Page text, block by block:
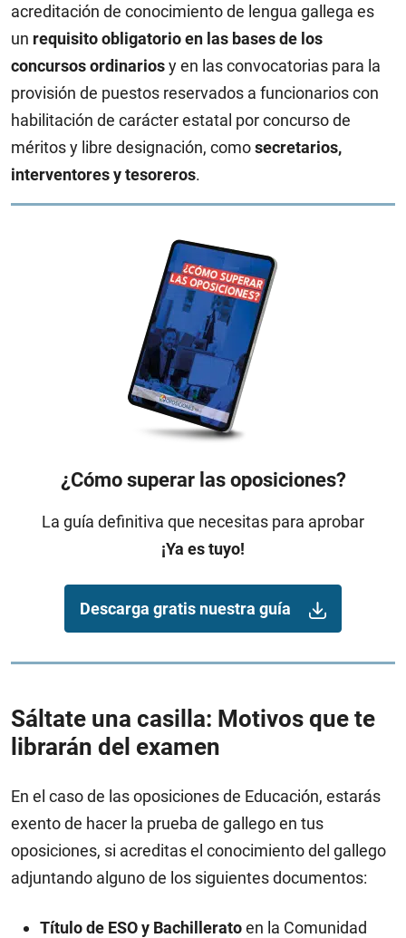
acreditación de conocimiento de lengua gallega es
un requisito obligatorio en las bases de los
concursos ordinariosy en las convocatorias para la
provisión de puestos reservados a funcionarios con
habilitación de carácter estatal por concurso de
méritos y libre designación, comosecretarios,
interventores y tesoreros.
¿Cómo superar las oposiciones?
La guía definitiva que necesitas para aprobar
¡Ya es tuyo!
Descarga gratis nuestra guía
Sáltate una casilla: Motivos que te
librarán del examen
En el caso de las oposiciones de Educación, estarás
exento de hacer la prueba de gallego en tus
oposiciones, si acreditas el conocimiento del gallego
adjuntando alguno de los siguientes documentos:
Título de ESO y Bachilleratoen la Comunidad